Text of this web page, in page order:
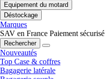
Equipement du motard
Déstockage
Marques
SAV en France Paiement sécurisé
Rechercher
Nouveautés
Top Case & coffres
Bagagerie latérale